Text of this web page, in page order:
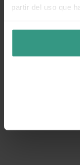
partir del uso que
¿Te ha resultado útil